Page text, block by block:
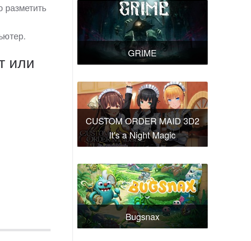
или
GRIME
CUSTOM ORDER MAID 3D2
It's a Night Magic
Bugsnax